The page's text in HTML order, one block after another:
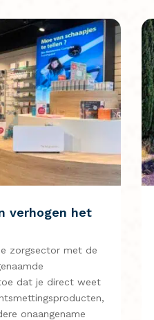
verhogen het
zorgsector met de
dat je direct weet
onaangename